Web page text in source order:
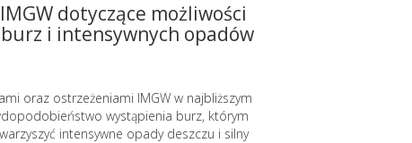
dotyczące możliwości
i intensywnych opadów
oraz ostrzeżeniami IMGW w najbliższym
wystąpienia burz, którym
intensywne opady deszczu i silny